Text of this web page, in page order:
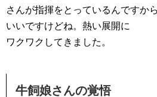
さんが指揮をとっているんですから
いいですけどね。熱い展開に
ワクワクしてきました。
牛飼娘さんの覚悟